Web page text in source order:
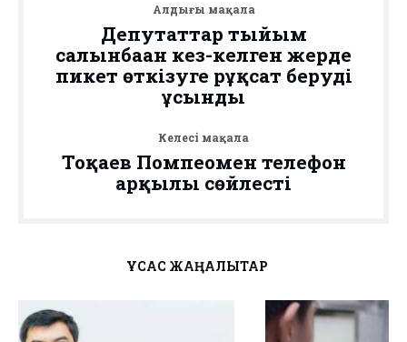
Алдыңғы мақала
Депутаттар тыйым
салынбаған кез-келген жерде
пикет өткізуге рұқсат беруді
ұсынды
Келесі мақала
Тоқаев Помпеомен телефон
арқылы сөйлесті
ҰҚСАС ЖАҢАЛЫҚТАР